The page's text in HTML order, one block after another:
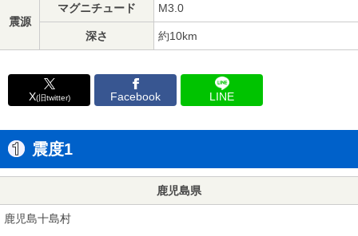
震源
マグニチュード M3.0
深さ 約10km
X(旧twitter) Facebook LINE
震度1
鹿児島県
鹿児島十島村